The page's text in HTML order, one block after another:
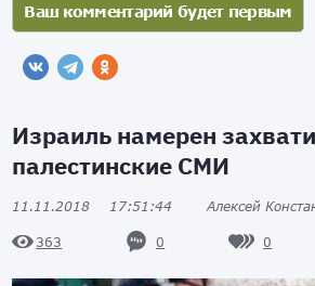
Израиль намерен
палестинские СМИ
11.11.2018 17:51:44 Алексей
363 0 0